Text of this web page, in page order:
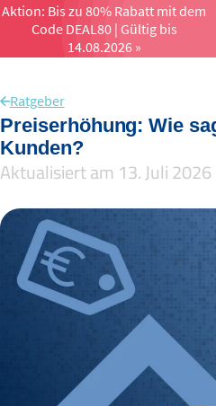
Aktion: Bis zu 80% Rabatt mit dem
Code DEAL80 | Gültig bis
14.08.2026 »
Ratgeber
Preiserhöhung: Wie
Kunden?
Aktualisiert am 13. Juli